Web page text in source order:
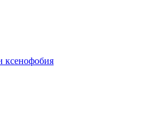
ксенофобия